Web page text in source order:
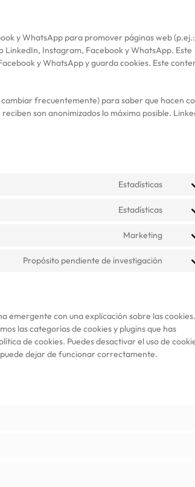
y WhatsApp para promover páginas web (p.ej.:
LinkedIn, Instagram, Facebook y WhatsApp. Este
y WhatsApp y guarda cookies. Este
frecuentemente) para saber que hacen
son anonimizados lo máximo posible.
Estadísticas
Estadísticas
Marketing
Propósito pendiente de investigación
emergente con una explicación sobre las cookies.
las categorías de cookies y plugins que has
de cookies. Puedes desactivar el uso de
dejar de funcionar correctamente.